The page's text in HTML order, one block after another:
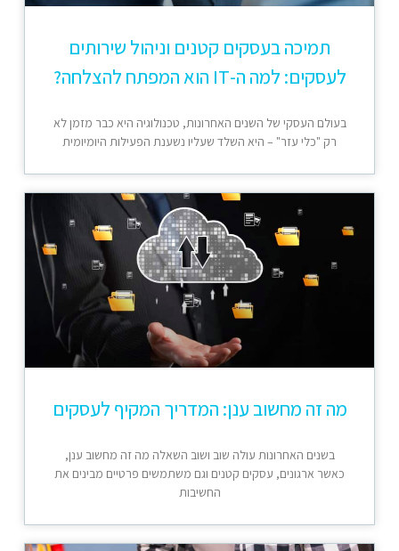
תמיכה בעסקים קטנים וניהול שירותים
לעסקים: למה ה-IT הוא המפתח להצלחה?
בעולם העסקי של השנים האחרונות, טכנולוגיה היא כבר מזמן לא
רק "כלי עזר" – היא השלד שעליו נשענת הפעילות היומיומית
מה זה מחשוב ענן: המדריך המקיף לעסקים
בשנים האחרונות עולה שוב ושוב השאלה מה זה מחשוב ענן,
כאשר ארגונים, עסקים קטנים וגם משתמשים פרטיים מבינים את
החשיבות